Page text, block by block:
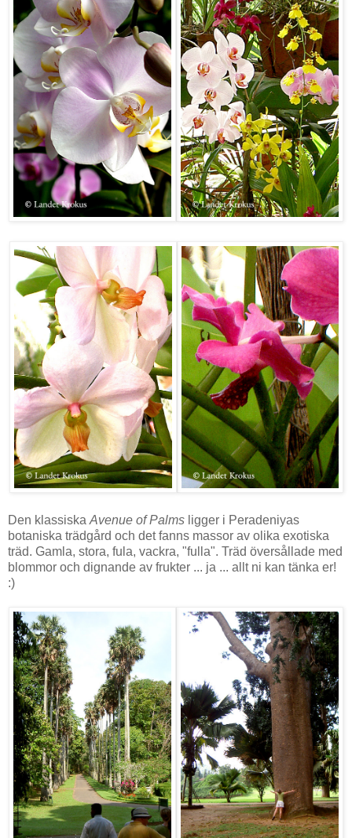
Den klassiska Avenue of Palms ligger i Peradeniyas
botaniska trädgård och det fanns massor av olika exotiska
träd. Gamla, stora, fula, vackra, "fulla". Träd översållade med
blommor och dignande av frukter ... ja ... allt ni kan tänka er!
:)